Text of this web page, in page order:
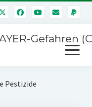
Gefahren
Menü
öffnen
Pestizide